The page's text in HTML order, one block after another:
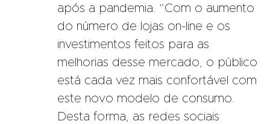
após a pandemia. “Com o aumento
do número de lojas on-line e os
investimentos feitos para as
melhorias desse mercado, o público
está cada vez mais confortável com
este novo modelo de consumo.
Desta forma, as redes sociais